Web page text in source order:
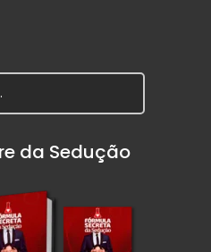
da Sedução